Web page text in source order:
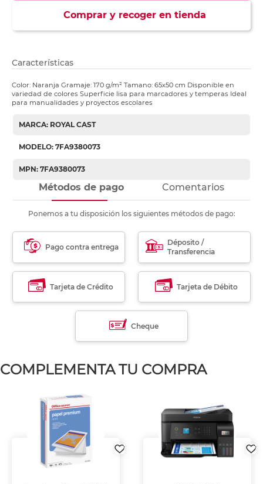
Comprar y recoger en tienda
Características
Color: Naranja Gramaje: 170 g/m² Tamano: 65x50 cm Disponible en
variedad de colores Superficie lisa para marcadores y temperas Ideal
para manualidades y proyectos escolares
MARCA: ROYAL CAST
MODELO: 7FA9380073
MPN: 7FA9380073
Métodos de pago Comentarios
Ponemos a tu disposición los siguientes métodos de pago:
Pago contra entrega
Déposito /
Transferencia
Tarjeta de Crédito Tarjeta de Débito
Cheque
COMPLEMENTA TU COMPRA